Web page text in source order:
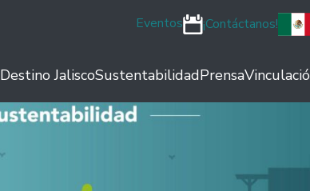
Eventos ¡Contáctanos!
Destino JaliscoSustentabilidadPrensa